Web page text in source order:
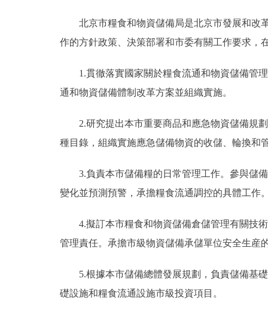
北京市糧食和物資儲備局是北京市發展和改革
作的方針政策、決策部署和市委有關工作要求，
1.貫徹落實國家關於糧食流通和物資儲備管理
通和物資儲備體制改革方案並組織實施。
2.研究提出本市重要商品和應急物資儲備規劃
種目錄，組織實施應急儲備物資的收儲、輪換和
3.負責本市儲備糧的日常管理工作。參與儲備
變化並預測預警，承擔糧食流通調控的具體工作
4.擬訂本市糧食和物資儲備倉儲管理有關技術
管理責任。承擔市級物資儲備承儲單位安全生産
5.根據本市儲備總體發展規劃，負責儲備基礎
礎設施和糧食流通設施市級投資項目。